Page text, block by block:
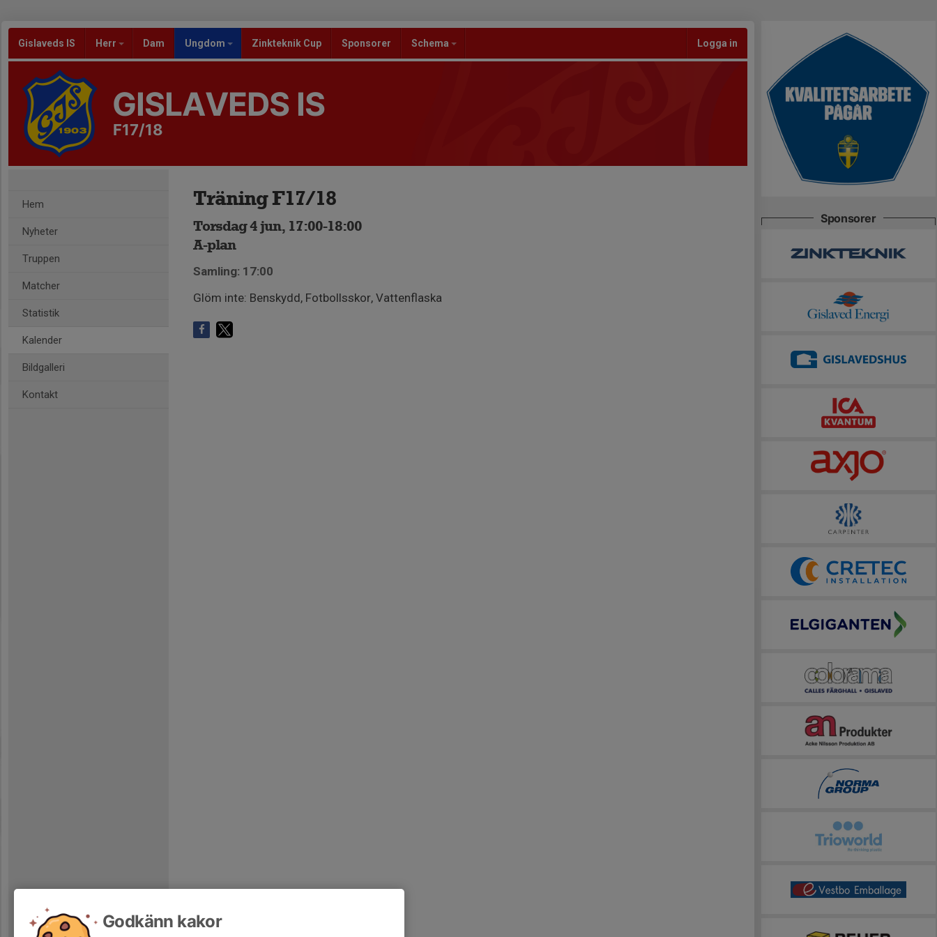
Gislaveds IS Herr Dam Ungdom Zinkteknik Cup Sponsorer Schema Logga in
GISLAVEDS IS
F17/18
Hem
Nyheter
Truppen
Matcher
Statistik
Kalender
Bildgalleri
Kontakt
Träning F17/18
Torsdag 4 jun, 17:00-18:00
A-plan
Samling: 17:00
Glöm inte: Benskydd, Fotbollsskor, Vattenflaska
Sponsorer
Godkänn kakor